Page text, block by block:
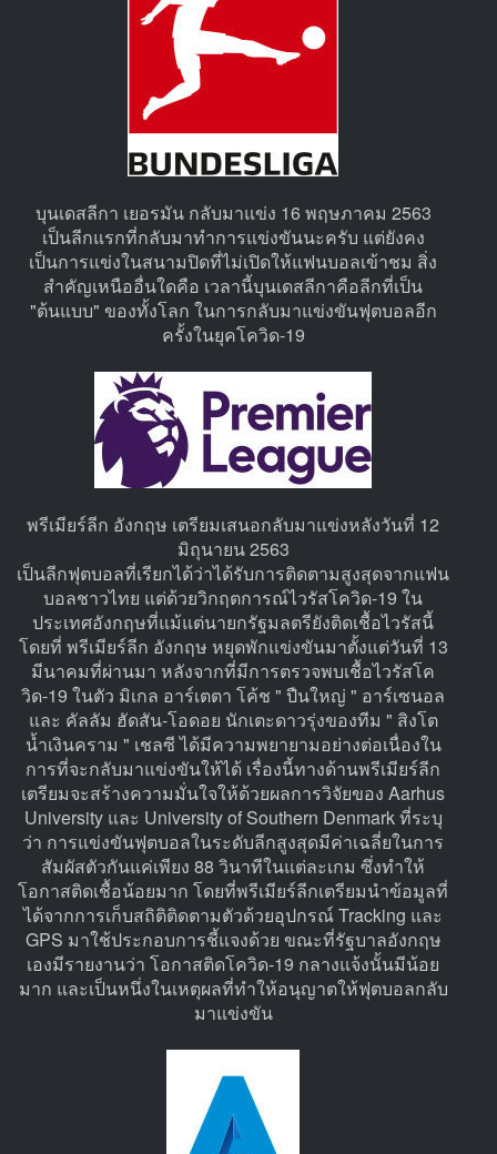
บุนเดสลีกา เยอรมัน กลับมาแข่ง 16 พฤษภาคม 2563
เป็นลีกแรกที่กลับมาทำการแข่งขันนะครับ แต่ยังคง
เป็นการแข่งในสนามปิดที่ไม่เปิดให้แฟนบอลเข้าชม สิ่ง
สำคัญเหนืออื่นใดคือ เวลานี้บุนเดสลีกาคือลีกที่เป็น
"ต้นแบบ" ของทั้งโลก ในการกลับมาแข่งขันฟุตบอลอีก
ครั้งในยุคโควิด-19
พรีเมียร์ลีก อังกฤษ เตรียมเสนอกลับมาแข่งหลังวันที่ 12
มิถุนายน 2563
เป็นลีกฟุตบอลที่เรียกได้ว่าได้รับการติดตามสูงสุดจากแฟน
บอลชาวไทย แต่ด้วยวิกฤตการณ์ไวรัสโควิด-19 ใน
ประเทศอังกฤษที่แม้แต่นายกรัฐมลตรียังติดเชื้อไวรัสนี้
โดยที่ พรีเมียร์ลีก อังกฤษ หยุดพักแข่งขันมาตั้งแต่วันที่ 13
มีนาคมที่ผ่านมา หลังจากที่มีการตรวจพบเชื้อไวรัสโค
วิด-19 ในตัว มิเกล อาร์เตตา โค้ช " ปืนใหญ่ " อาร์เซนอล
และ คัลลัม ฮัดสัน-โอดอย นักเตะดาวรุ่งของทีม " สิงโต
น้ำเงินคราม " เชลซี ได้มีความพยายามอย่างต่อเนื่องใน
การที่จะกลับมาแข่งขันให้ได้ เรื่องนี้ทางด้านพรีเมียร์ลีก
เตรียมจะสร้างความมั่นใจให้ด้วยผลการวิจัยของ Aarhus
University และ University of Southern Denmark ที่ระบุ
ว่า การแข่งขันฟุตบอลในระดับลีกสูงสุดมีค่าเฉลี่ยในการ
สัมผัสตัวกันแค่เพียง 88 วินาทีในแต่ละเกม ซึ่งทำให้
โอกาสติดเชื้อน้อยมาก โดยที่พรีเมียร์ลีกเตรียมนำข้อมูลที่
ได้จากการเก็บสถิติติดตามตัวด้วยอุปกรณ์ Tracking และ
GPS มาใช้ประกอบการชี้แจงด้วย ขณะที่รัฐบาลอังกฤษ
เองมีรายงานว่า โอกาสติดโควิด-19 กลางแจ้งนั้นมีน้อย
มาก และเป็นหนึ่งในเหตุผลที่ทำให้อนุญาตให้ฟุตบอลกลับ
มาแข่งขัน